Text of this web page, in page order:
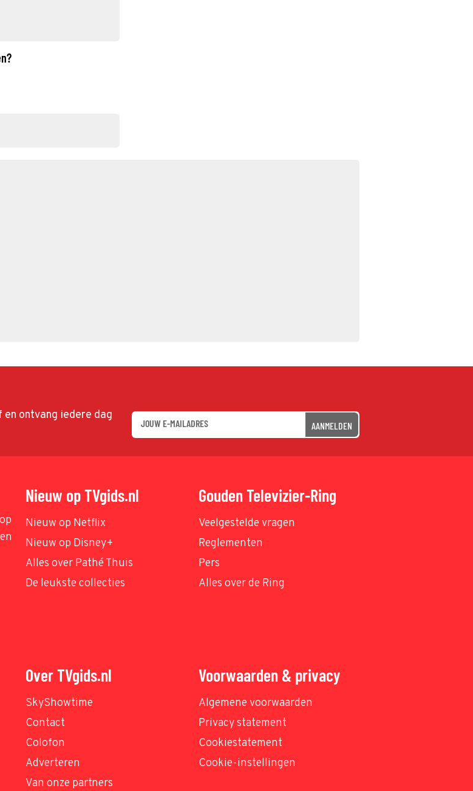
ontvang iedere dag
AANMELDEN
Nieuw op TVgids.nl
Nieuw op Netflix
Nieuw op Disney+
Alles over Pathé Thuis
De leukste collecties
Gouden Televizier-Ring
Veelgestelde vragen
Reglementen
Pers
Alles over de Ring
Over TVgids.nl
SkyShowtime
Contact
Colofon
Adverteren
Van onze partners
Voorwaarden & privacy
Algemene voorwaarden
Privacy statement
Cookiestatement
Cookie-instellingen